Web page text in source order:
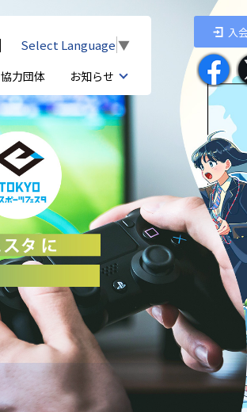
Select Language ▼
協力団体 お知らせ
入